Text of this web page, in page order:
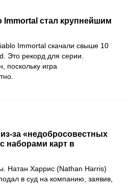
Immortal стал крупнейшим
Immortal скачали свыше 10
Это рекорд для серии.
поскольку игра
за «недобросовестных
наборами карт в
Натан Харрис (Nathan Harris)
в суд на компанию, заявив,